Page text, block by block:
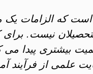
که الزامات یک
نیست. برای
پیدا می
علمی از فرآیند